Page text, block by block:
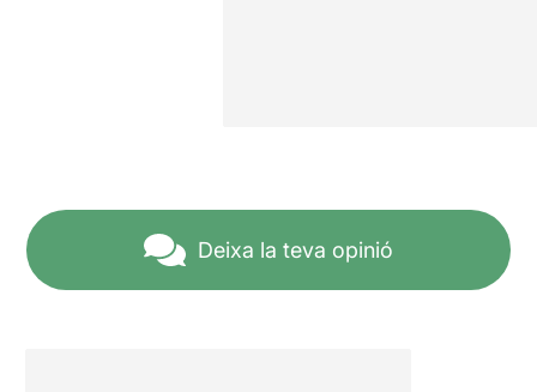
Deixa la teva opinió